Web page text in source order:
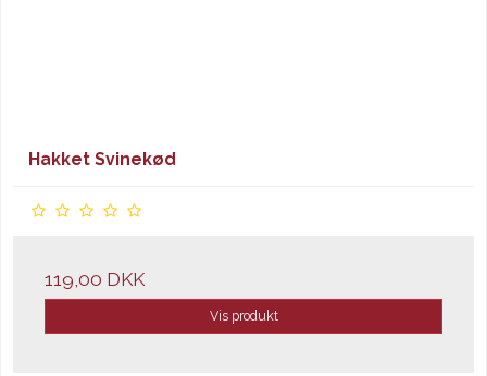
Hakket Svinekød
119,00 DKK
Vis produkt